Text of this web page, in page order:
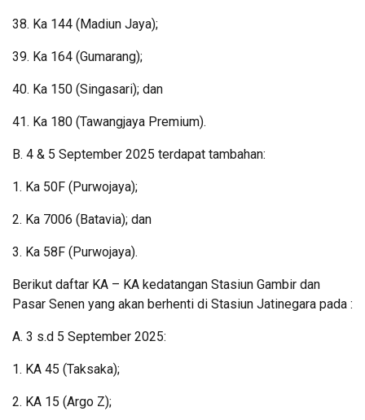
38. Ka 144 (Madiun Jaya);
39. Ka 164 (Gumarang);
40. Ka 150 (Singasari); dan
41. Ka 180 (Tawangjaya Premium).
B. 4 & 5 September 2025 terdapat tambahan:
1. Ka 50F (Purwojaya);
2. Ka 7006 (Batavia); dan
3. Ka 58F (Purwojaya).
Berikut daftar KA – KA kedatangan Stasiun Gambir dan
Pasar Senen yang akan berhenti di Stasiun Jatinegara pada :
A. 3 s.d 5 September 2025:
1. KA 45 (Taksaka);
2. KA 15 (Argo Z);